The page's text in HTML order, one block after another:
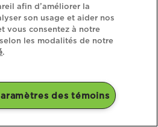
afin d’améliorer la
son usage et aider nos
vous consentez à notre
les modalités de notre
.
des témoins